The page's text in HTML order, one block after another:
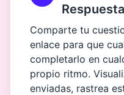
Comparte tu
enlace para que
completarlo en
propio ritmo.
enviadas, rastrea